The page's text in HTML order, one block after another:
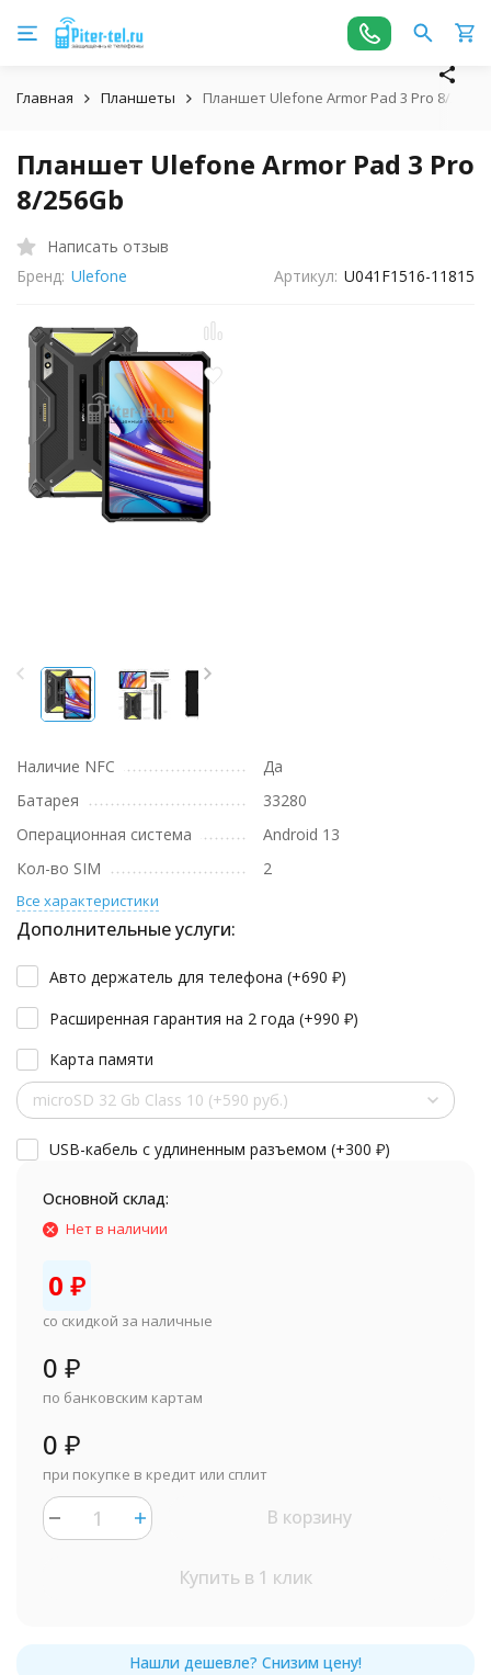
Главная Планшеты Планшет Ulefone Armor Pad 3 Pro 8/
Планшет Ulefone Armor Pad 3 Pro
8/256Gb
Написать отзыв
Бренд: Ulefone Артикул: U041F1516-11815
Наличие NFC
Да
Батарея
33280
Операционная система
Android 13
Кол-во SIM
2
Все характеристики
Дополнительные услуги:
Авто держатель для телефона (+690 ₽)
Расширенная гарантия на 2 года (+990 ₽)
Карта памяти
microSD 32 Gb Class 10 (+590 руб.)
USB-кабель с удлиненным разъемом (+300 ₽)
Основной склад:
Нет в наличии
0 ₽
со скидкой за наличные
0 ₽
по банковским картам
0 ₽
при покупке в кредит или сплит
В корзину
Купить в 1 клик